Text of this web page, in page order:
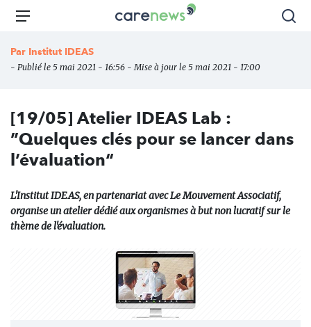
Aller
principal
Carenews,
des
l'engagement
Menu
Par Institut IDEAS
- Publié le 5 mai 2021 - 16:56 - Mise à jour le 5 mai 2021 - 17:00
[19/05] Atelier IDEAS Lab :
”Quelques clés pour se lancer dans
l’évaluation“
L'Institut IDEAS, en partenariat avec Le Mouvement Associatif,
organise un atelier dédié aux organismes à but non lucratif sur le
thème de l'évaluation.